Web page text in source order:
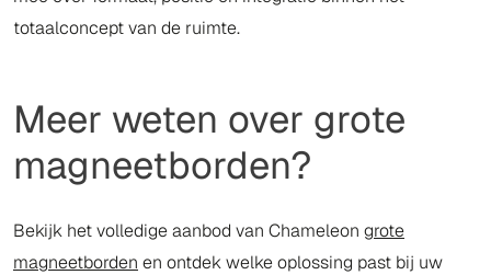
totaalconcept van de ruimte.
Meer weten over grote
magneetborden?
Bekijk het volledige aanbod van Chameleon grote
magneetborden en ontdek welke oplossing past bij uw